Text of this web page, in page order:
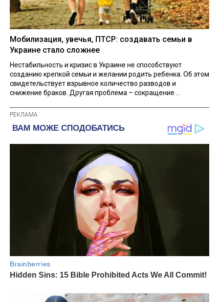
Мобилизация, увечья, ПТСР: создавать семьи в
Украине стало сложнее
Нестабильность и кризис в Украине не способствуют
созданию крепкой семьи и желании родить ребенка. Об этом
свидетельствует взрывное количество разводов и
снижение браков. Другая проблема – сокращение ...